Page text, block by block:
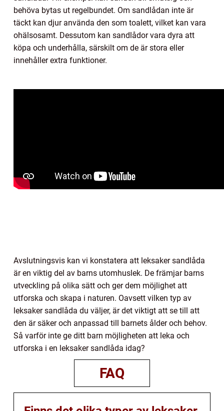
behöva bytas ut regelbundet. Om sandlådan inte är
täckt kan djur använda den som toalett, vilket kan vara
ohälsosamt. Dessutom kan sandlådor vara dyra att
köpa och underhålla, särskilt om de är stora eller
innehåller extra funktioner.
Avslutningsvis kan vi konstatera att leksaker sandlåda
är en viktig del av barns utomhuslek. De främjar barns
utveckling på olika sätt och ger dem möjlighet att
utforska och skapa i naturen. Oavsett vilken typ av
leksaker sandlåda du väljer, är det viktigt att se till att
den är säker och anpassad till barnets ålder och behov.
Så varför inte ge ditt barn möjligheten att leka och
utforska i en leksaker sandlåda idag?
FAQ